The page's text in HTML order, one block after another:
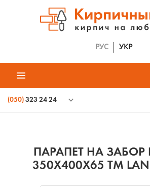
РУС УКР
(050) 323 24 24
ПАРАПЕТ НА ЗАБОР
350Х400Х65 ТМ